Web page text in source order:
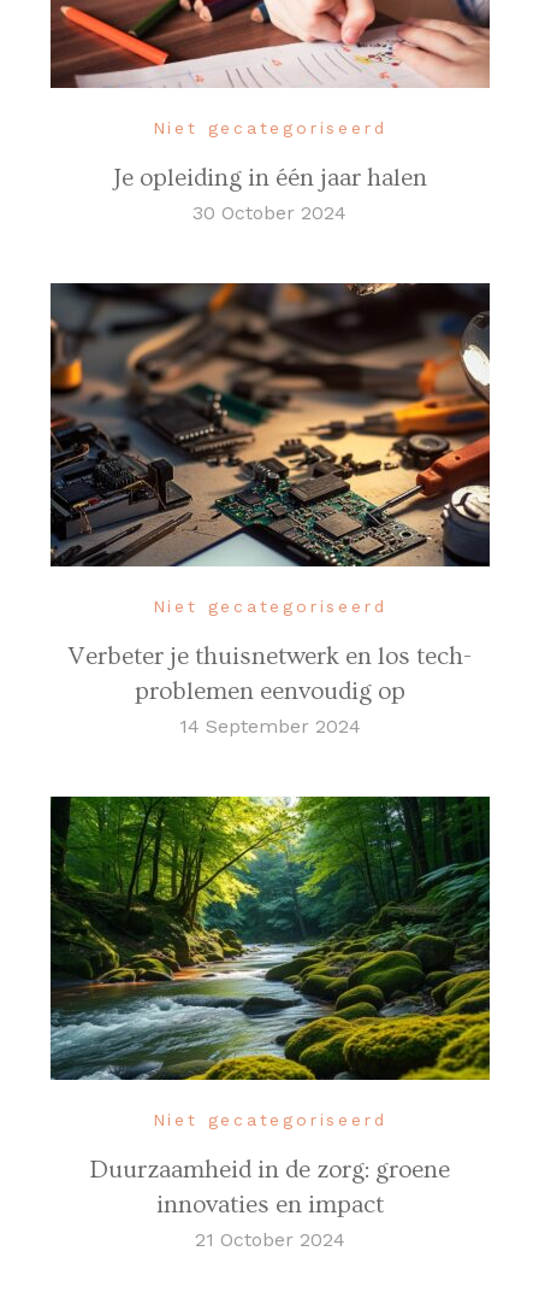
Niet gecategoriseerd
Je opleiding in één jaar halen
30 October 2024
Niet gecategoriseerd
Verbeter je thuisnetwerk en los tech-
problemen eenvoudig op
14 September 2024
Niet gecategoriseerd
Duurzaamheid in de zorg: groene
innovaties en impact
21 October 2024